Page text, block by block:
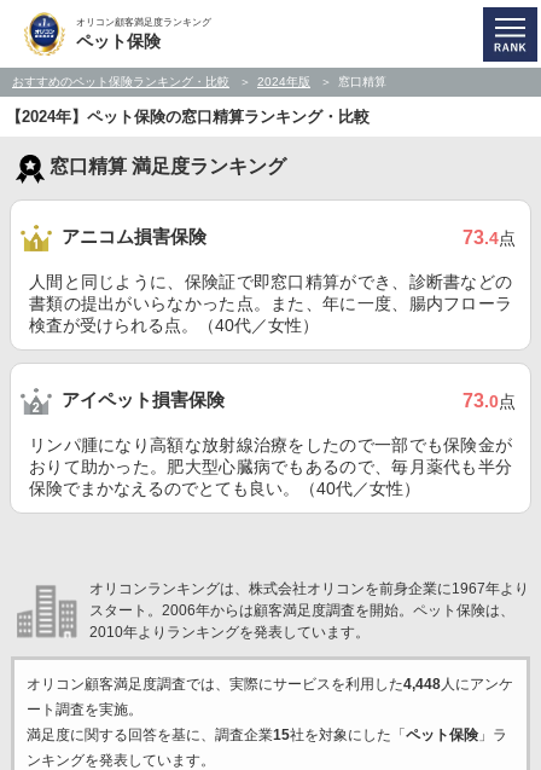
オリコン顧客満足度ランキング
ペット保険
おすすめのペット保険ランキング・比較 2024年版 窓口精算
【2024年】ペット保険の窓口精算ランキング・比較
窓口精算 満足度ランキング
アニコム損害保険 73.4点
人間と同じように、保険証で即窓口精算ができ、診断書などの
書類の提出がいらなかった点。また、年に一度、腸内フローラ
検査が受けられる点。（40代／女性）
アイペット損害保険 73.0点
リンパ腫になり高額な放射線治療をしたので一部でも保険金が
おりて助かった。肥大型心臓病でもあるので、毎月薬代も半分
保険でまかなえるのでとても良い。（40代／女性）
オリコンランキングは、株式会社オリコンを前身企業に1967年より
スタート。2006年からは顧客満足度調査を開始。ペット保険は、
2010年よりランキングを発表しています。
オリコン顧客満足度調査では、実際にサービスを利用した4,448人にアンケ
ート調査を実施。
満足度に関する回答を基に、調査企業15社を対象にした「 ペット保険」ラ
ンキングを発表しています。